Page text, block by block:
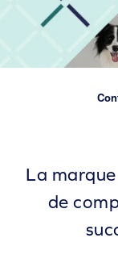
La
de